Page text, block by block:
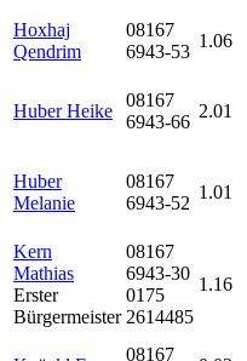
Hoxhaj
Qendrim
08167
6943-53
1.06
Huber Heike
08167
6943-66
2.01
Huber
Melanie
08167
6943-52
1.01
Kern
Mathias
Erster
Bürgermeister
08167
6943-30
0175
2614485
1.16
08167